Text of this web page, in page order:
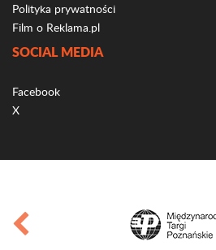
Polityka prywatności
Film o Reklama.pl
SOCIAL MEDIA
Facebook
X